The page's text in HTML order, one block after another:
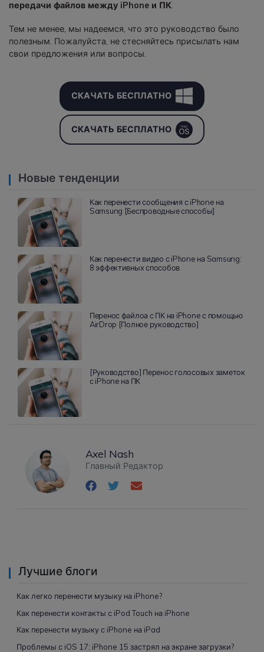
передачи файлов между iPhone и ПК.
Тем не менее, мы надеемся, что это руководство было
полезным. Пожалуйста, не стесняйтесь присылать нам
свои предложения или вопросы.
СКАЧАТЬ БЕСПЛАТНО
СКАЧАТЬ БЕСПЛАТНО
Новые тенденции
Как перенести сообщения с iPhone на
Samsung [Беспроводные способы]
Как перенести видео с iPhone на Samsung:
8 эффективных способов
Перенос файлоа с ПК на iPhone с помощью
AirDrop [Полное руководство]
[Руководство] Перенос голосовых заметок
с iPhone на ПК
Axel Nash
Главный Редактор
Лучшие блоги
Как легко перенести музыку на iPhone?
Как перенести контакты с iPod Touch на iPhone
Как перенести музыку с iPhone на iPad
Проблемы с iOS 17: iPhone 15 застрял на экране загрузки?